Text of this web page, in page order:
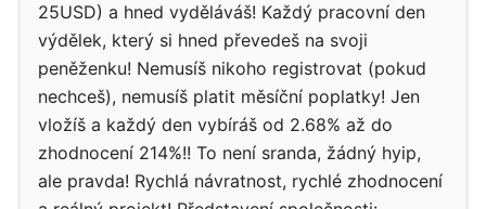
25USD) a hned vyděláváš! Každý pracovní den
výdělek, který si hned převedeš na svoji
peněženku! Nemusíš nikoho registrovat (pokud
nechceš), nemusíš platit měsíční poplatky! Jen
vložíš a každý den vybíráš od 2.68% až do
zhodnocení 214%!! To není sranda, žádný hyip,
ale pravda! Rychlá návratnost, rychlé zhodnocení